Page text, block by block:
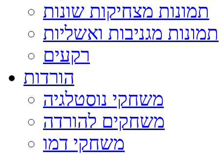
תמונות מצחיקות שונות
תמונות מגניבות ואשליות
רקעים
הורדות
משחקי נוסטלגיה
משחקים להורדה
משחקי דמו